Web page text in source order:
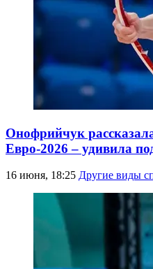
Онофрийчук
Евро-2026 – удивила
16 июня, 18:25 Другие виды